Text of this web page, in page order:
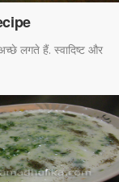
लगते हैं. स्वादिष्ट और